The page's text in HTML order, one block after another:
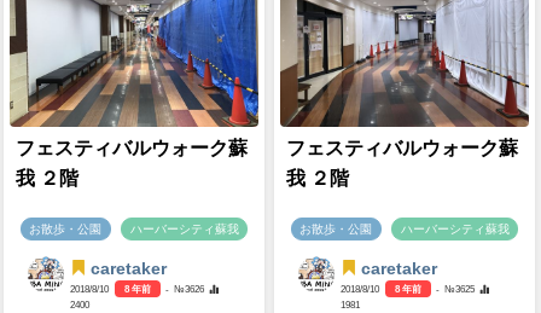
フェスティバルウォーク蘇
我 ２階
お散歩・公園 ハーバーシティ蘇我
caretaker
2018/8/10 8 年前
- №3626
2400
フェスティバルウォーク蘇
我 ２階
お散歩・公園 ハーバーシティ蘇我
caretaker
2018/8/10 8 年前
- №3625
1981